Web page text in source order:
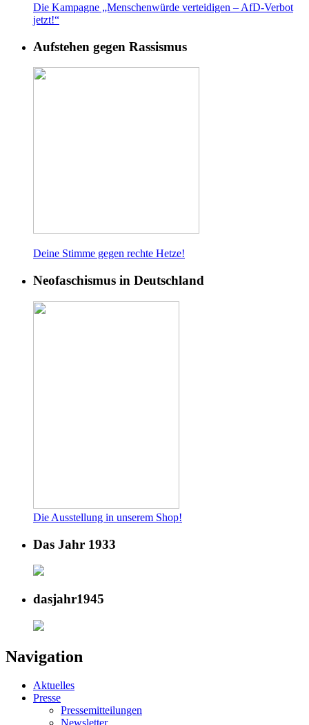
Die Kampagne „Menschenwürde verteidigen – AfD-Verbot
jetzt!“
Aufstehen gegen Rassismus
Deine Stimme gegen rechte Hetze!
Neofaschismus in Deutschland
Die Ausstellung in unserem Shop!
Das Jahr 1933
dasjahr1945
Navigation
Aktuelles
Presse
Pressemitteilungen